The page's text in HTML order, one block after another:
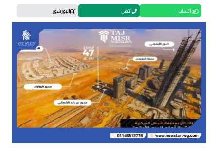
واتساب اتصل البورشور